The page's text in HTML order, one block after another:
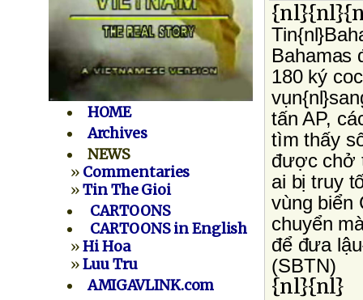
HOME
Archives
NEWS
» Commentaries
»Tin The Gioi
CARTOONS
CARTOONS in English
»Hi Hoa
»Luu Tru
AMIGAVLINK.com
Bahamas
180 ký
tấn AP,
tìm thấy
được chở
ai bị truy
vùng biển
chuyển
để đưa
(SBTN)
{nl}{nl}